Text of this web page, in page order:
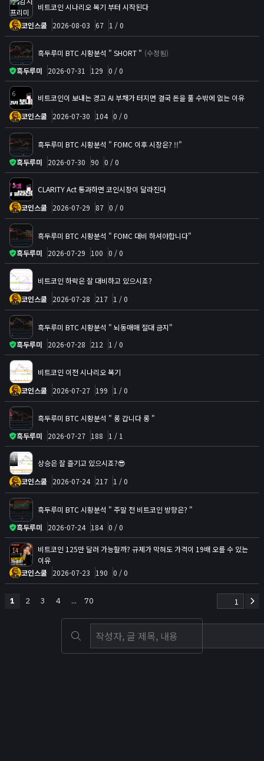
2
비트코인 시나리오 복기 부터 시작된다
코인스쿨 2026-08-03 67 1 / 0
흑두루미 BTC 시황분석 " SHORT " (수정됨)
흑두루미
2026-07-31 129 0 / 0
6
비트코인이 보내는 경고 AI 부채가 터지면 결국 돈을 풀 수밖에 없는 이유
코인스쿨 2026-07-30 104 0 / 0
흑두루미 BTC 시황분석 " FOMC 이후 시장은? !!"
흑두루미
2026-07-30 90 0 / 0
5
CLARITY Act 통과하면 코인시장이 달라진다
코인스쿨 2026-07-29 87 0 / 0
흑두루미 BTC 시황분석 " FOMC 대비 하셔야합니다"
흑두루미
2026-07-29 100 0 / 0
비트코인 하락은 잘 대비하고 있으시죠?
코인스쿨 2026-07-28 217 1 / 0
흑두루미 BTC 시황분석 " 뇌동매매 절대 금지"
흑두루미
2026-07-28 212 1 / 0
비트코인 이전 시나리오 복기
코인스쿨 2026-07-27 199 1 / 0
흑두루미 BTC 시황분석 " 롱 갑니다 롱 "
흑두루미
2026-07-27 188 1 / 1
4
상승은 잘 즐기고 있으시죠?😎
코인스쿨 2026-07-24 217 1 / 0
흑두루미 BTC 시황분석 " 주말 전 비트코인 방향은? "
흑두루미
2026-07-24 184 0 / 0
14
비트코인 125만 달러 가능할까? 규제가 막혀도 가격이 19배 오를 수 있는
이유
코인스쿨 2026-07-23 190 0 / 0
1 2 3 4 ... 70